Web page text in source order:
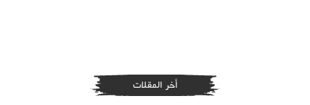
أخر المقلات